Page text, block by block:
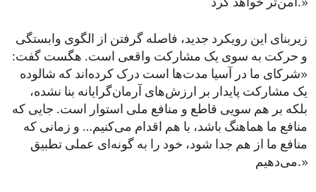
امن‌تر خواهد کرد.»
زیربنای این رویکرد جدید، فاصله گرفتن از الگوی وابستگی
و حرکت به ‌سوی یک مشارکت واقعی است. هگست گفت:
«شرکای ما در آسیا مدت‌ها است درک کرده‌اند که شالوده‌
یک مشارکت پایدار بر ارزش‌های آرمان‌گرایانه بنا نشده،
بلکه بر هم سویی قاطع و منافع ملی استوار است. جایی که
منافع ما هماهنگ باشد، با هم اقدام می‌کنیم… و زمانی که
منافع ما از هم جدا شود، خود را به گونه‌ای عملی تطبیق
می‌دهیم.»